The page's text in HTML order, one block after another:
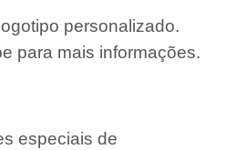
personalizado.
para mais informações.
especiais de